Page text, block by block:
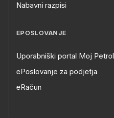
Nabavni razpisi
EPOSLOVANJE
Uporabniški portal Moj Petrol
ePoslovanje za podjetja
eRačun